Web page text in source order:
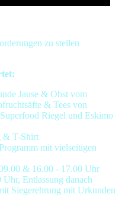
zu stellen
Jause & Obst vom
& Tees von
Riegel und Eskimo
& T-Shirt
mit vielseitigen
& 16.00 - 17.00 Uhr
Entlassung danach
Siegerehrung mit Urkunden